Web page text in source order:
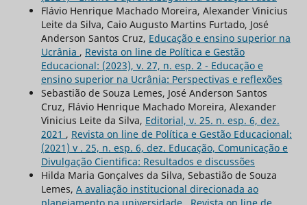
Flávio Henrique Machado Moreira, Alexander Vinicius
Leite da Silva, Caio Augusto Martins Furtado, José
Anderson Santos Cruz, Educação e ensino superior na
Ucrânia , Revista on line de Política e Gestão
Educacional: (2023), v. 27, n. esp. 2 - Educação e
ensino superior na Ucrânia: Perspectivas e reflexões
Sebastião de Souza Lemes, José Anderson Santos
Cruz, Flávio Henrique Machado Moreira, Alexander
Vinicius Leite da Silva, Editorial, v. 25. n. esp. 6, dez.
2021 , Revista on line de Política e Gestão Educacional:
(2021) v . 25, n. esp. 6, dez. Educação, Comunicação e
Divulgação Cientifica: Resultados e discussões
Hilda Maria Gonçalves da Silva, Sebastião de Souza
Lemes, A avaliação institucional direcionada ao
planejamento na universidade , Revista on line de